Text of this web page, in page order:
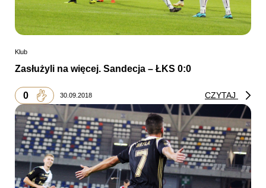
Klub
Zasłużyli na więcej. Sandecja – ŁKS 0:0
0 30.09.2018 CZYTAJ